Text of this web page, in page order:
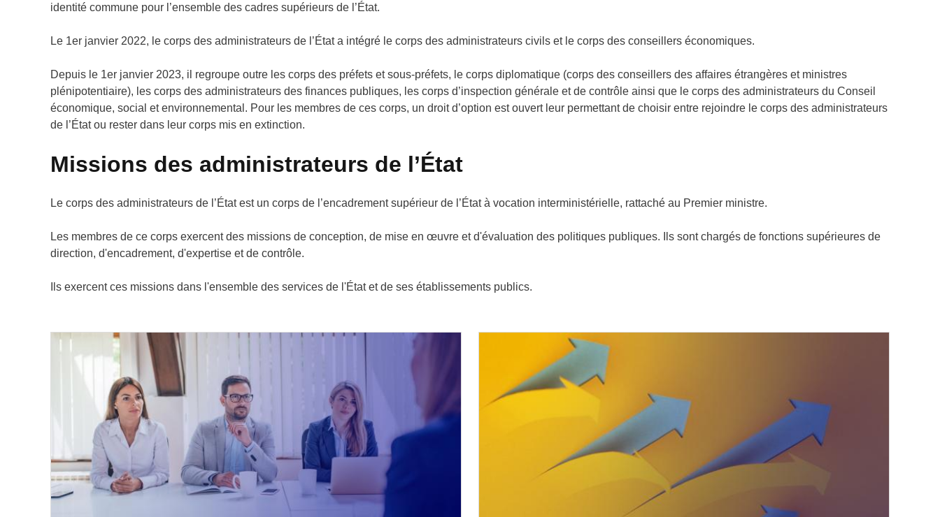
identité commune pour l’ensemble des cadres supérieurs de l’État.
Le 1er janvier 2022, le corps des administrateurs de l’État a intégré le corps des administrateurs civils et le corps des conseillers économiques.
Depuis le 1er janvier 2023, il regroupe outre les corps des préfets et sous-préfets, le corps diplomatique (corps des conseillers des affaires étrangères et ministres
plénipotentiaire), les corps des administrateurs des finances publiques, les corps d’inspection générale et de contrôle ainsi que le corps des administrateurs du Conseil
économique, social et environnemental. Pour les membres de ces corps, un droit d’option est ouvert leur permettant de choisir entre rejoindre le corps des administrateurs
de l’État ou rester dans leur corps mis en extinction.
Missions des administrateurs de l’État
Le corps des administrateurs de l’État est un corps de l’encadrement supérieur de l’État à vocation interministérielle, rattaché au Premier ministre.
Les membres de ce corps exercent des missions de conception, de mise en œuvre et d'évaluation des politiques publiques. Ils sont chargés de fonctions supérieures de
direction, d'encadrement, d'expertise et de contrôle.
Ils exercent ces missions dans l'ensemble des services de l'État et de ses établissements publics.